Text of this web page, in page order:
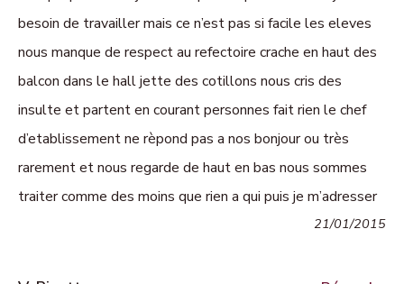
besoin de travailler mais ce n’est pas si facile les eleves
nous manque de respect au refectoire crache en haut des
balcon dans le hall jette des cotillons nous cris des
insulte et partent en courant personnes fait rien le chef
d’etablissement ne rèpond pas a nos bonjour ou très
rarement et nous regarde de haut en bas nous sommes
traiter comme des moins que rien a qui puis je m’adresser
21/01/2015